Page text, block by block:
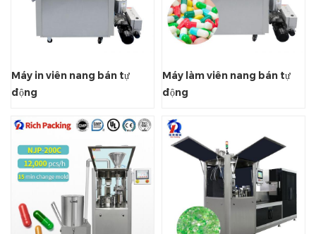
Máy in viên nang bán tự
động
Máy làm viên nang bán tự
động